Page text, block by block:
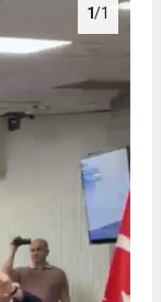
1/1